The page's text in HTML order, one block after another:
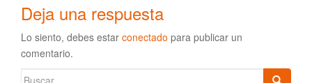
Deja una respuesta
Lo siento, debes estar conectado para publicar un
comentario.
Buscar: